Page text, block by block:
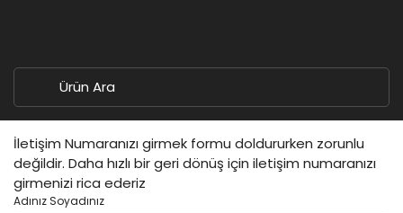
İletişim Numaranızı girmek formu doldururken zorunlu
değildir. Daha hızlı bir geri dönüş için iletişim numaranızı
girmenizi rica ederiz
Adınız Soyadınız